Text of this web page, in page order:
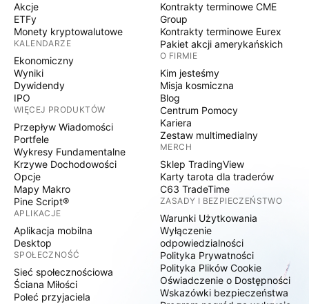
Akcje
ETFy
Monety kryptowalutowe
KALENDARZE
Ekonomiczny
Wyniki
Dywidendy
IPO
WIĘCEJ PRODUKTÓW
Przepływ Wiadomości
Portfele
Wykresy Fundamentalne
Krzywe Dochodowości
Opcje
Mapy Makro
Pine Script®
APLIKACJE
Aplikacja mobilna
Desktop
SPOŁECZNOŚĆ
Sieć społecznościowa
Ściana Miłości
Poleć przyjaciela
Kontrakty terminowe CME
Group
Kontrakty terminowe Eurex
Pakiet akcji amerykańskich
O FIRMIE
Kim jesteśmy
Misja kosmiczna
Blog
Centrum Pomocy
Kariera
Zestaw multimedialny
MERCH
Sklep TradingView
Karty tarota dla traderów
C63 TradeTime
ZASADY I BEZPIECZEŃSTWO
Warunki Użytkowania
Wyłączenie
odpowiedzialności
Polityka Prywatności
Polityka Plików Cookie
Oświadczenie o Dostępności
Wskazówki bezpieczeństwa